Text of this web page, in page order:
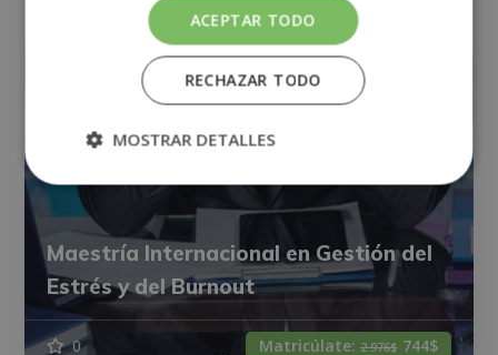
Maestría Internacional en Gestión del
Estrés y del Burnout
0 Matricúlate: 2.976$ 744$
ACEPTAR TODO
RECHAZAR TODO
MOSTRAR DETALLES